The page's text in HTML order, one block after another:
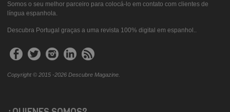
Somos o seu melhor parceiro para colocá-lo em contato com clientes de
língua espanhola.
Descubra Portugal graças a uma revista 100% digital em espanhol..
Copyright © 2015 -2026 Descubre Magazine.